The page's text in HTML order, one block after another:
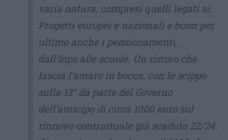
varia natura, compresi quelli legati ai
Progetti europei e nazionali e buon per
ultimo anche i pensionamenti,
dall’Inps alle scuole. Un ristoro che
lascia l’amaro in bocca, con lo scippo
sulla 13° da parte del Governo
dell’anticipo di circa 1000 euro sul
rinnovo contrattuale già scaduto 22/24.